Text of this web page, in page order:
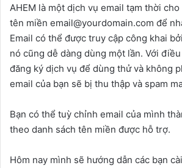
AHEM là một dịch vụ email tạm thời
tên miền email@yourdomain.com để
Email có thể được truy cập công khai
nó cũng dễ dàng dùng một lần. Với
đăng ký dịch vụ để dùng thử và không
email của bạn sẽ bị thu thập và spam
Bạn có thể tuỳ chỉnh email của mình
theo danh sách tên miền được hỗ trợ.
Hôm nay mình sẽ hướng dẫn các bạn